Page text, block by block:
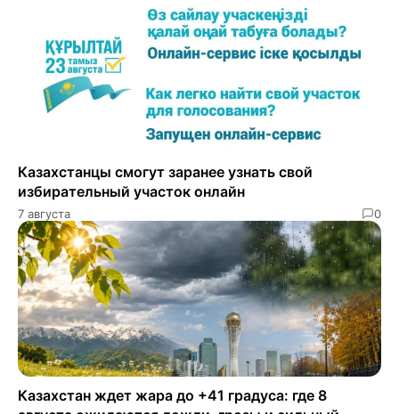
Казахстанцы смогут заранее узнать свой
избирательный участок онлайн
7 августа 0
Казахстан ждет жара до +41 градуса: где 8